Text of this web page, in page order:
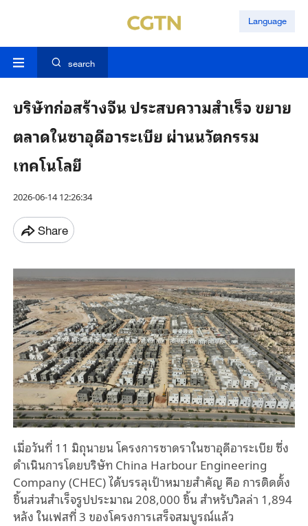
Language
search
บริษัทก่อสร้างจีน ประสบความสำเร็จ ขยาย
ตลาดในซาอุดีอาระเบีย ผ่านนวัตกรรม
เทคโนโลยี
2026-06-14 12:26:34
Share
เมื่อวันที่ 11 มิถุนายน โครงการซาดราในซาอุดีอาระเบีย ซึ่ง
ดำเนินการโดยบริษัท China Harbour Engineering
Company (CHEC) ได้บรรลุเป้าหมายสำคัญ คือ การติดตั้ง
ชิ้นส่วนสำเร็จรูปประมาณ 208,000 ชิ้น สำหรับวิลล่า 1,894
หลัง ในเฟสที่ 3 ของโครงการเสร็จสมบูรณ์แล้ว